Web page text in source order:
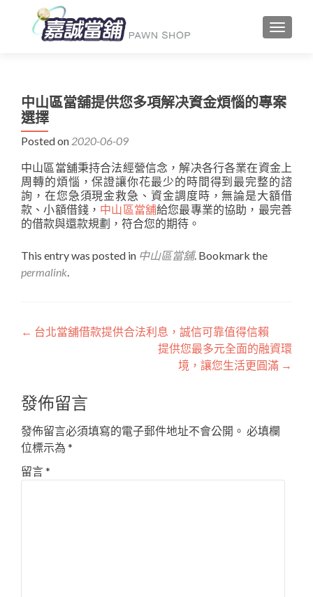
中山區當舖提供您多項解决資金煩惱的專案
選擇
Posted on 2020-06-09
中山區當舖秉持合法經營信念，解决各行各業在資金上
周轉的煩惱，保證讓你花最少的時間得到最完整的諮
詢，在您急須現金救急、資金調度時，無論是大額借
款、小額借錢， 中山區當舖給您最專業的協助，最完善
的借款與還款規劃，符合您的期待。
This entry was posted in 中山區當舖. Bookmark the
permalink.
文
覽
← 台北當舖借款提供合法利息，誠信可靠值得信賴
提供您最多元全面的融資環
境，讓您生活更圓滿 →
發佈留言
發佈留言必須填寫的電子郵件地址不會公開。 必填欄
位標示為 *
留言*